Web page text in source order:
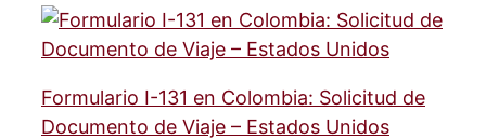
Formulario I-131 en Colombia: Solicitud de
Documento de Viaje – Estados Unidos